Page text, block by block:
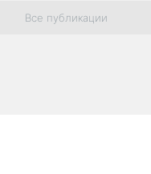
Региональная
логистика
Все публикации